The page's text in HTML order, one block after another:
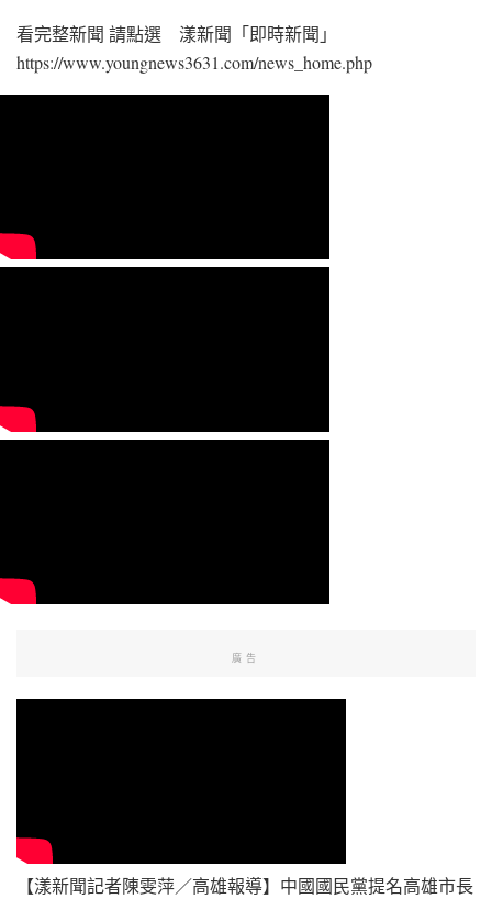
看完整新聞 請點選 漾新聞「即時新聞」
https://www.youngnews3631.com/news_home.php
廣告
【漾新聞記者陳雯萍／高雄報導】中國國民黨提名高雄市長